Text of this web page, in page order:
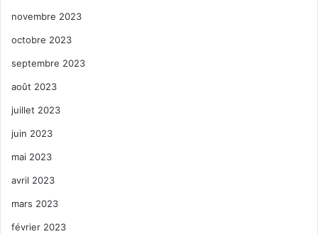
novembre 2023
octobre 2023
septembre 2023
août 2023
juillet 2023
juin 2023
mai 2023
avril 2023
mars 2023
février 2023